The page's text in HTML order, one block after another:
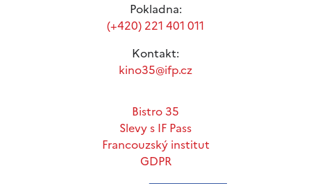
Pokladna:
(+420) 221 401 011
Kontakt:
kino35@ifp.cz
Bistro 35
Slevy s IF Pass
Francouzský institut
GDPR